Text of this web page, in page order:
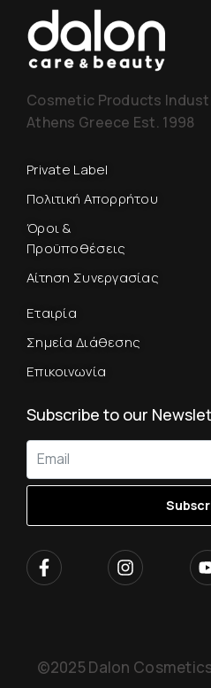
Cosmetic Products
Athens Greece Est. 1998
Private Label
Πολιτική Απορρήτου
Όροι &
Προϋποθέσεις
Αίτηση Συνεργασίας
Εταιρία
Σημεία Διάθεσης
Επικοινωνία
Subscribe to our
©2025 Dalon